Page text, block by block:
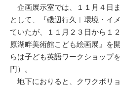
企画展示室では、１１月４日
として、『磯辺行久︱環境・イ
ていたが、１１月２３日から１
原湖畔美術館こども絵画展』を
らは子ども英語ワークショップ
円）。
地下におりると、クワクボリ